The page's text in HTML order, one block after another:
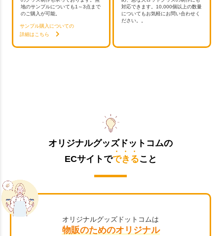
地のサンプルについても1～3点まで
のご購入が可能。
サンプル購入についての
詳細はこちら
対応できます。10,000個以上の数量
についてもお気軽にお問い合わせく
ださい。。
オリジナルグッズドットコムの
ECサイトでできること
オリジナルグッズドットコムは
物販のためのオリジナル